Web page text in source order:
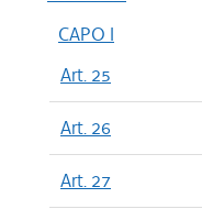
CAPO I
Art. 25
Art. 26
Art. 27